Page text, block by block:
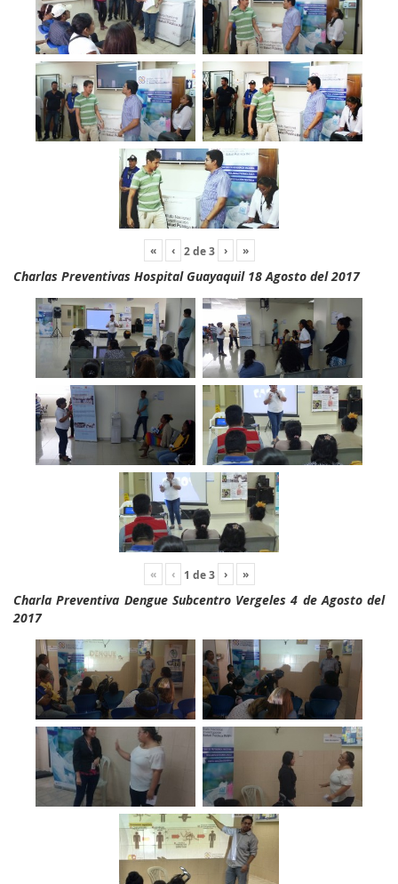
« ‹ 2de3 › »
Charlas Preventivas Hospital Guayaquil 18 Agosto del 2017
« ‹ 1 de3 › »
Charla Preventiva Dengue Subcentro Vergeles 4 de Agosto del
2017